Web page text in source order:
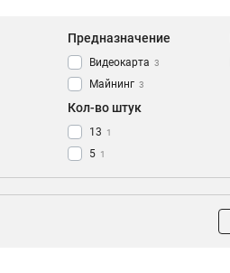
Предназначение
Видеокарта 3
Майнинг 3
Кол-во штук
13 1
5 1
6 1
4 1